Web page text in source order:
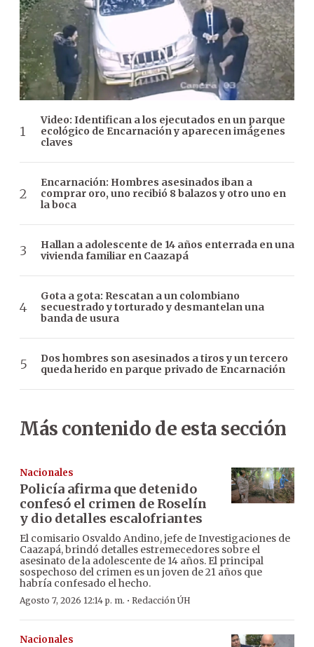
Video: Identifican a los ejecutados en un parque
ecológico de Encarnación y aparecen imágenes
claves
Encarnación: Hombres asesinados iban a
comprar oro, uno recibió 8 balazos y otro uno en
la boca
Hallan a adolescente de 14 años enterrada en una
vivienda familiar en Caazapá
Gota a gota: Rescatan a un colombiano
secuestrado y torturado y desmantelan una
banda de usura
Dos hombres son asesinados a tiros y un tercero
queda herido en parque privado de Encarnación
Más contenido de esta sección
Nacionales
Policía afirma que detenido
confesó el crimen de Roselín
y dio detalles escalofriantes
El comisario Osvaldo Andino, jefe de Investigaciones de
Caazapá, brindó detalles estremecedores sobre el
asesinato de la adolescente de 14 años. El principal
sospechoso del crimen es un joven de 21 años que
habría confesado el hecho.
Agosto 7, 2026 12:14 p. m. · Redacción ÚH
Nacionales